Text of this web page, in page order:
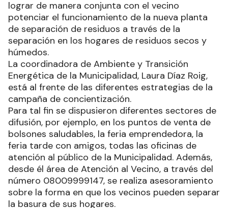
lograr de manera conjunta con el vecino
potenciar el funcionamiento de la nueva planta
de separación de residuos a través de la
separación en los hogares de residuos secos y
húmedos.
La coordinadora de Ambiente y Transición
Energética de la Municipalidad, Laura Díaz Roig,
está al frente de las diferentes estrategias de la
campaña de concientización.
Para tal fin se dispusieron diferentes sectores de
difusión, por ejemplo, en los puntos de venta de
bolsones saludables, la feria emprendedora, la
feria tarde con amigos, todas las oficinas de
atención al público de la Municipalidad. Además,
desde él área de Atención al Vecino, a través del
número 08009999147, se realiza asesoramiento
sobre la forma en que los vecinos pueden separar
la basura de sus hogares.